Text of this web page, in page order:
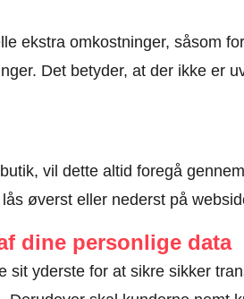
ekstra omkostninger, såsom
Det betyder, at der ikke er
vil dette altid foregå
øverst eller nederst på
dine personlige data
sit yderste for at sikre sikker